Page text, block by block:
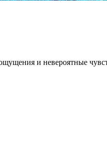
и невероятные